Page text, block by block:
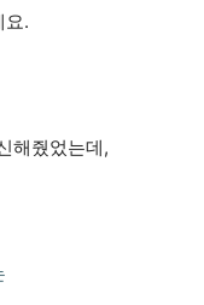
요.
해줬었는데,